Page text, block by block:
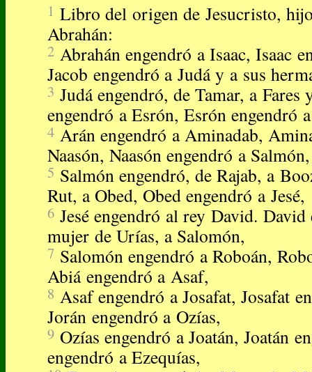
1 Libro del origen de Jesucristo,
Abrahán:
2 Abrahán engendró a Isaac, Isaac
Jacob engendró a Judá y a sus
3 Judá engendró, de Tamar, a Fares
engendró a Esrón, Esrón engendró
4 Arán engendró a Aminadab,
Naasón, Naasón engendró a Salmón,
5 Salmón engendró, de Rajab, a
Rut, a Obed, Obed engendró a Jesé,
6 Jesé engendró al rey David. David
mujer de Urías, a Salomón,
7 Salomón engendró a Roboán,
Abiá engendró a Asaf,
8 Asaf engendró a Josafat, Josafat
Jorán engendró a Ozías,
9 Ozías engendró a Joatán, Joatán
engendró a Ezequías,